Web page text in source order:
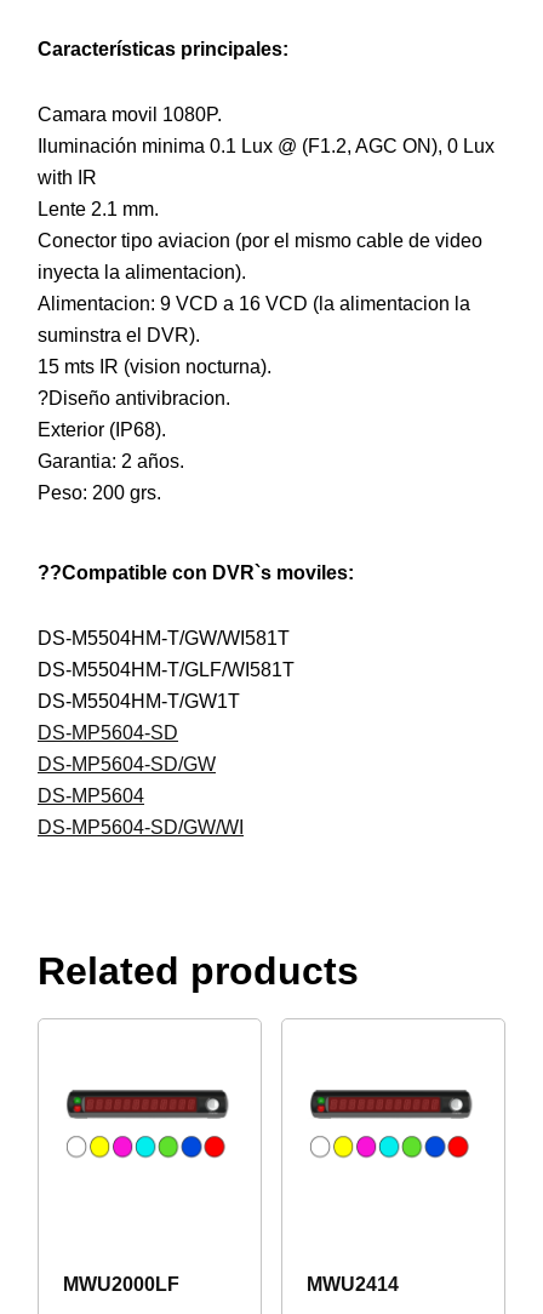
Características principales:
Camara movil 1080P.
Iluminación minima 0.1 Lux @ (F1.2, AGC ON), 0 Lux
with IR
Lente 2.1 mm.
Conector tipo aviacion (por el mismo cable de video
inyecta la alimentacion).
Alimentacion: 9 VCD a 16 VCD (la alimentacion la
suminstra el DVR).
15 mts IR (vision nocturna).
?Diseño antivibracion.
Exterior (IP68).
Garantia: 2 años.
Peso: 200 grs.
??Compatible con DVR`s moviles:
DS-M5504HM-T/GW/WI581T
DS-M5504HM-T/GLF/WI581T
DS-M5504HM-T/GW1T
DS-MP5604-SD
DS-MP5604-SD/GW
DS-MP5604
DS-MP5604-SD/GW/WI
Related products
MWU2000LF
MWU2414